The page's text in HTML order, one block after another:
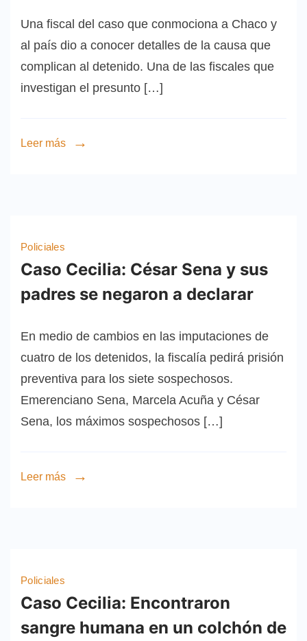
Una fiscal del caso que conmociona a Chaco y
al país dio a conocer detalles de la causa que
complican al detenido. Una de las fiscales que
investigan el presunto […]
Leer más
Policiales
Caso Cecilia: César Sena y sus
padres se negaron a declarar
En medio de cambios en las imputaciones de
cuatro de los detenidos, la fiscalía pedirá prisión
preventiva para los siete sospechosos.
Emerenciano Sena, Marcela Acuña y César
Sena, los máximos sospechosos […]
Leer más
Policiales
Caso Cecilia: Encontraron
sangre humana en un colchón de